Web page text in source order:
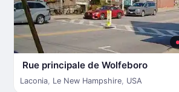
Rue principale de Wolfeboro
Laconia, Le New Hampshire, USA